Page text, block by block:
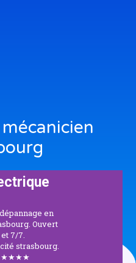
mécanicien
en
Ouvert
7/7.
strasbourg.